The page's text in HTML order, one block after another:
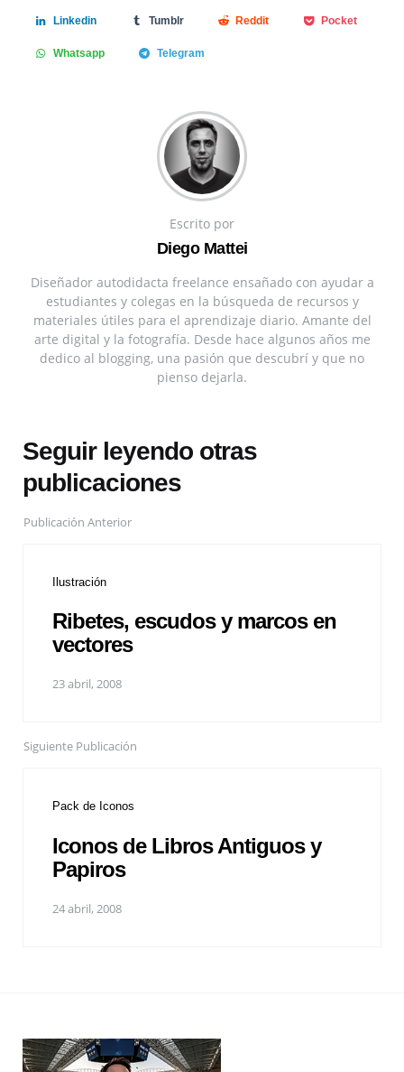
Linkedin Tumblr Reddit Pocket
Whatsapp Telegram
Escrito por
Diego Mattei
Diseñador autodidacta freelance ensañado con ayudar a
estudiantes y colegas en la búsqueda de recursos y
materiales útiles para el aprendizaje diario. Amante del
arte digital y la fotografía. Desde hace algunos años me
dedico al blogging, una pasión que descubrí y que no
pienso dejarla.
Seguir leyendo otras
publicaciones
Publicación Anterior
Ilustración
Ribetes, escudos y marcos en
vectores
23 abril, 2008
Siguiente Publicación
Pack de Iconos
Iconos de Libros Antiguos y
Papiros
24 abril, 2008